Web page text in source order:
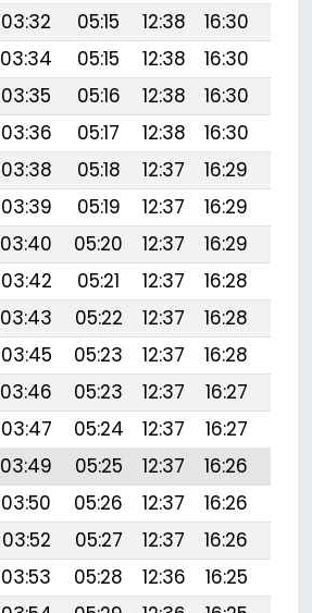
03:32 05:15 12:38 16:30
03:34 05:15 12:38 16:30
03:35 05:16 12:38 16:30
03:36 05:17 12:38 16:30
03:38 05:18 12:37 16:29
03:39 05:19 12:37 16:29
03:40 05:20 12:37 16:29
03:42 05:21 12:37 16:28
03:43 05:22 12:37 16:28
03:45 05:23 12:37 16:28
03:46 05:23 12:37 16:27
03:47 05:24 12:37 16:27
03:49 05:25 12:37 16:26
03:50 05:26 12:37 16:26
03:52 05:27 12:37 16:26
03:53 05:28 12:36 16:25